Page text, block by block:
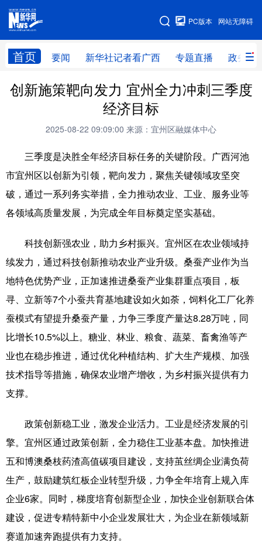
网站无障碍
PC版本
首页 要闻 新华社记者看广西 专题直播 政务信
网站地图
广西频道
新华社记者 专题直播
新华网导航
学习进行时 高层 时政
台湾 思客智库 全球连线 教育
科技 科普 体育 文化
健康 军事 访谈 视频
图片 中央文件 金融 汽车
食品 人居 信息化 乡村振兴
溯源中国 城市 旅游 能源
悦读 公益 书画 一带一路
上市公司 文化产业
地方频道
北京 天津 河北 山西
创新施策靶向发力 宜州全力冲刺三季度
经济目标
2025-08-22 09:09:00 来源：宜州区融媒体中心
三季度是决胜全年经济目标任务的关键阶段。广西河池
市宜州区以创新为引领，靶向发力，聚焦关键领域攻坚突
破，通过一系列务实举措，全力推动农业、工业、服务业等
各领域高质量发展，为完成全年目标奠定坚实基础。
科技创新强农业，助力乡村振兴。宜州区在农业领域持
续发力，通过科技创新推动农业产业升级。桑蚕产业作为当
地特色优势产业，正加速推进桑蚕产业集群重点项目，板
寻、立新等7个小蚕共育基地建设如火如荼，饲料化工厂化养
蚕模式有望提升桑蚕产量，力争三季度产量达8.28万吨，同
比增长10.5%以上。糖业、林业、粮食、蔬菜、畜禽渔等产
业也在稳步推进，通过优化种植结构、扩大生产规模、加强
技术指导等措施，确保农业增产增收，为乡村振兴提供有力
支撑。
政策创新稳工业，激发企业活力。工业是经济发展的引
擎。宜州区通过政策创新，全力稳住工业基本盘。加快推进
五和博澳桑枝药渣高值碳项目建设，支持茧丝绸企业满负荷
生产，鼓励建筑红板企业转型升级，力争全年培育上规入库
企业6家。同时，梯度培育创新型企业，加快企业创新联合体
建设，促进专精特新中小企业发展壮大，为企业在新领域新
赛道加速奔跑提供有力支持。